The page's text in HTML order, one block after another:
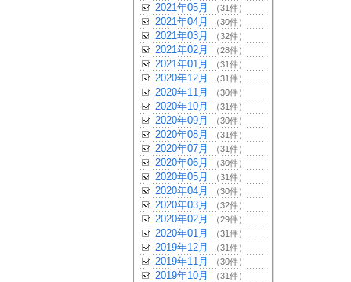
2021年05月 （31件）
2021年04月 （30件）
2021年03月 （32件）
2021年02月 （28件）
2021年01月 （31件）
2020年12月 （31件）
2020年11月 （30件）
2020年10月 （31件）
2020年09月 （30件）
2020年08月 （31件）
2020年07月 （31件）
2020年06月 （30件）
2020年05月 （31件）
2020年04月 （30件）
2020年03月 （32件）
2020年02月 （29件）
2020年01月 （31件）
2019年12月 （31件）
2019年11月 （30件）
2019年10月 （31件）